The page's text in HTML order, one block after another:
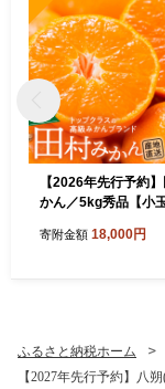
【2026年先行予約
かん／5kg秀品【小
寄附金額 18,000円
ふるさと納税ホーム
【2027年先行予約】八